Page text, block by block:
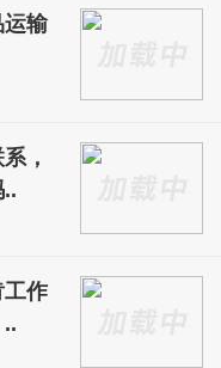
运输
，
工作